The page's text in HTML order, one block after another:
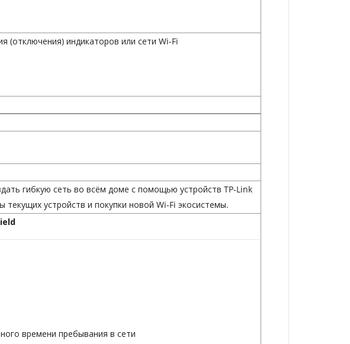
(отключения) индикаторов или сети Wi-Fi
гибкую сеть во всём доме с помощью устройств TP‑Link
устройств и покупки новой Wi‑Fi экосистемы.
времени пребывания в сети